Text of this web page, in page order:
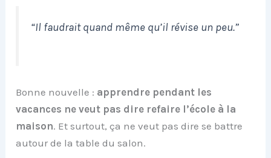
“Il faudrait quand même qu’il révise un peu.”
Bonne nouvelle : apprendre pendant les
vacances ne veut pas dire refaire l’école à la
maison. Et surtout, ça ne veut pas dire se battre
autour de la table du salon.